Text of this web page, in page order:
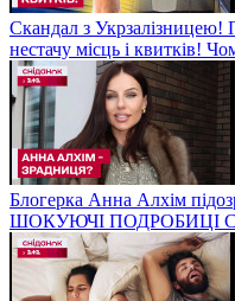
Скандал з Укрзалізницею!
нестачу місць і квитків!
Блогерка Анна Алхім
ШОКУЮЧІ ПОДРОБИЦІ